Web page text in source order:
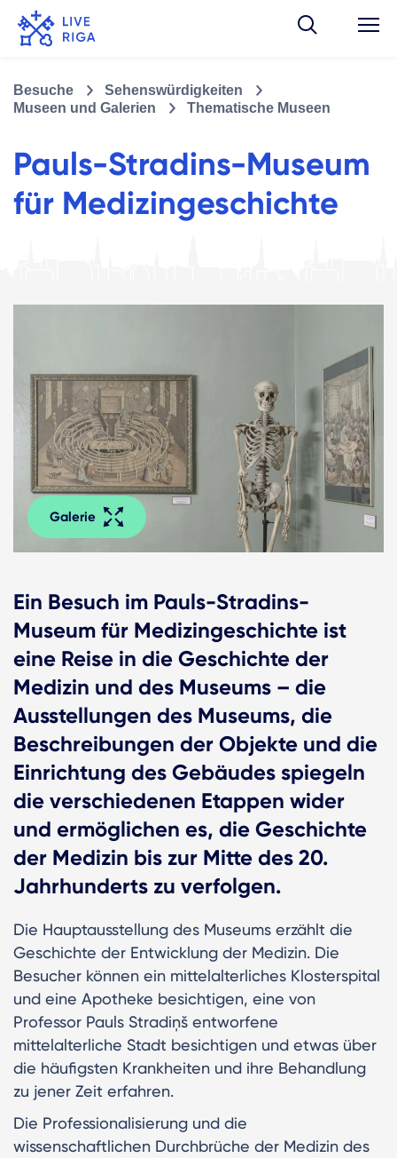
Besuche
Sehenswürdigkeiten
Museen und Galerien
Thematische Museen
Pauls-Stradins-Museum
für Medizingeschichte
Galerie
Ein Besuch im Pauls-Stradins-
Museum für Medizingeschichte ist
eine Reise in die Geschichte der
Medizin und des Museums – die
Ausstellungen des Museums, die
Beschreibungen der Objekte und die
Einrichtung des Gebäudes spiegeln
die verschiedenen Etappen wider
und ermöglichen es, die Geschichte
der Medizin bis zur Mitte des 20.
Jahrhunderts zu verfolgen.
Die Hauptausstellung des Museums erzählt die
Geschichte der Entwicklung der Medizin. Die
Besucher können ein mittelalterliches Klosterspital
und eine Apotheke besichtigen, eine von
Professor Pauls Stradiņš entworfene
mittelalterliche Stadt besichtigen und etwas über
die häufigsten Krankheiten und ihre Behandlung
zu jener Zeit erfahren.
Die Professionalisierung und die
wissenschaftlichen Durchbrüche der Medizin des